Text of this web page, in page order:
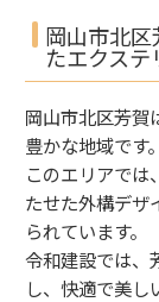
岡山市北
たエクス
岡山市北区芳賀
豊かな地域です。
このエリアで
たせた外構デザ
られています。
令和建設では、
し、快適で美し